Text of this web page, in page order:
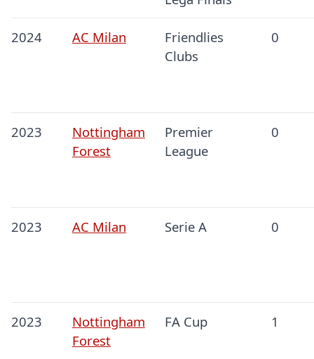
2024 AC Milan
Friendlies
Clubs
0
2023
Nottingham
Forest
Premier
League
0
2023 AC Milan Serie A 0
2023
Nottingham
Forest
FA Cup 1